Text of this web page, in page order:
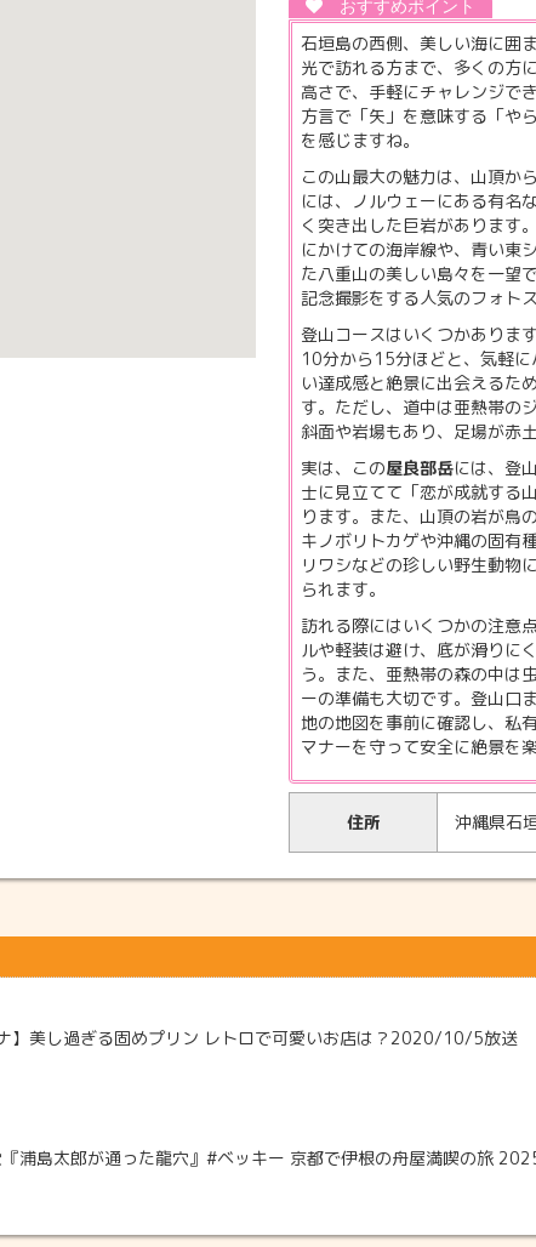
石垣島の西側、美しい海に囲
光で訪れる方まで、多くの方
高さで、手軽にチャレンジで
方言で「矢」を意味する「や
を感じますね。
この山最大の魅力は、山頂か
には、ノルウェーにある有名
く突き出した巨岩があります
にかけての海岸線や、青い東
た八重山の美しい島々を一望
記念撮影をする人気のフォト
登山コースはいくつかありま
10分から15分ほどと、気軽
い達成感と絶景に出会えるた
す。ただし、道中は亜熱帯の
斜面や岩場もあり、足場が赤
実は、この屋良部岳には、登
士に見立てて「恋が成就する
ります。また、山頂の岩が鳥
キノボリトカゲや沖縄の固有
リワシなどの珍しい野生動物
られます。
訪れる際にはいくつかの注意
ルや軽装は避け、底が滑りに
う。また、亜熱帯の森の中は
ーの準備も大切です。登山口
地の地図を事前に確認し、私
マナーを守って安全に絶景を
住所 沖縄県石
】美し過ぎる固めプリン レトロで可愛いお店は？2020/10/5放送
浦島太郎が通った龍穴』#ベッキー 京都で伊根の舟屋満喫の旅